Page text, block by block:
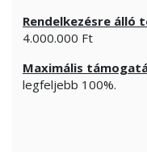
Rendelkezésre
4.000.000 Ft
Maximális
legfeljebb 100%.